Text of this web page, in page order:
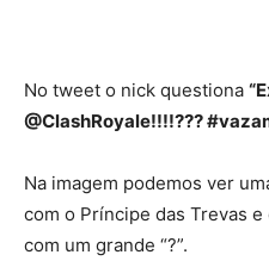
No tweet o nick questiona
@ClashRoyale!!!!???
Na imagem podemos ver
com o Príncipe das Trevas
com um grande “?”.